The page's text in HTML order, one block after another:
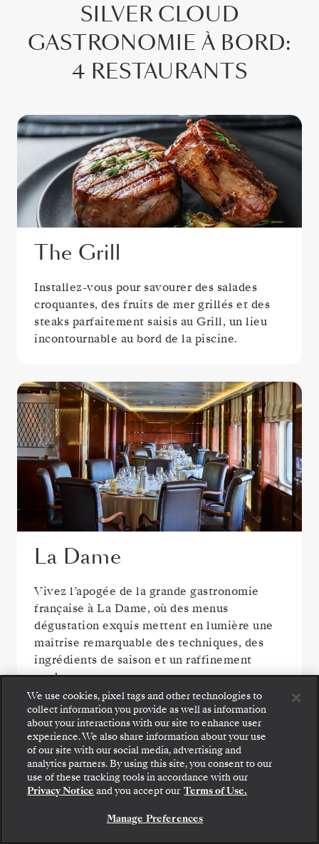
SILVER CLOUD
GASTRONOMIE À BORD:
4 RESTAURANTS
The Grill
Installez-vous pour savourer des salades
croquantes, des fruits de mer grillés et des
steaks parfaitement saisis au Grill, un lieu
incontournable au bord de la piscine.
La Dame
Vivez l’apogée de la grande gastronomie
française à La Dame, où des menus
dégustation exquis mettent en lumière une
maîtrise remarquable des techniques, des
ingrédients de saison et un raffinement
moderne.
VOIR TOUTES LES OPTIONS DE RESTAURATION
ESPACES PUBLICS
We use cookies, pixel tags and other technologies to
collect information you provide as well as information
about your interactions with our site to enhance user
experience. We also share information about your use
of our site with our social media, advertising and
analytics partners. By using this site, you consent to our
use of these tracking tools in accordance with our
Privacy Notice and you accept our Terms of Use.
Manage Preferences